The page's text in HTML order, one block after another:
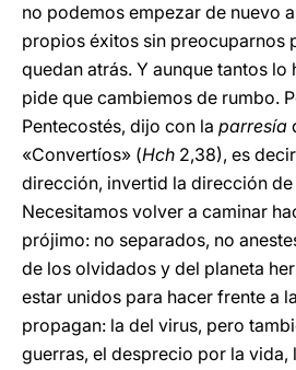
no podemos empezar de nuevo
propios éxitos sin preocuparnos
quedan atrás. Y aunque tantos lo
pide que cambiemos de rumbo.
Pentecostés, dijo con la parresía
«Convertíos» (Hch 2,38), es
dirección, invertid la dirección de
Necesitamos volver a caminar
prójimo: no separados, no
de los olvidados y del planeta
estar unidos para hacer frente a
propagan: la del virus, pero
guerras, el desprecio por la vida,